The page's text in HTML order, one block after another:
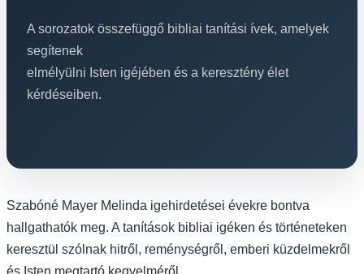
A sorozatok összefüggő bibliai tanítási ívek, amelyek
segítenek
elmélyülni Isten igéjében és a keresztény élet
kérdéseiben.
Szabóné Mayer Melinda igehirdetései évekre bontva
hallgathatók meg. A tanítások bibliai igéken és történeteken
keresztül szólnak hitről, reménységről, emberi küzdelmekről